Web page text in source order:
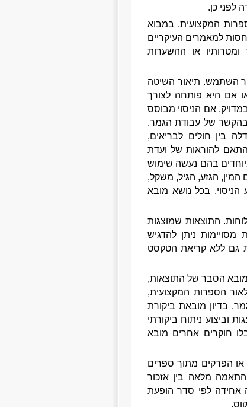
לפני כן.
המקצועית. במבוא
למאמרים העיקריים
או ההשערות
השתמש. תיאור השיטה
אם היא פותחה לצורך
אם הניסוי מבוסס
בהקשר של עבודת הגמר.
בין חולים לבריאים,
להוראות של ועדת
בהם נעשה שימוש
המין, הגזע, הגיל, משקל,
בכל נושא מובא
התוצאות שמוצגות
ניתן להדגיש
גם ללא קריאת הטקסט
מובא הסבר של התוצאות,
הספרות המקצועית,
בדיון מובאת ביקורת
וביצוע ניתוח ביקורתי
חוקרים אחרים מובא
או הפרקים מתוך ספרים
התאמה מלאה בין אזכור
אחידה לפי סדר הופעת